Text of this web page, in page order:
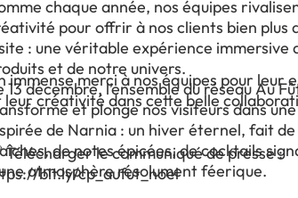
chaque année, nos équipes
pour offrir à nos clients bien plus
: une véritable expérience immersive
et de notre univers.
13 décembre, l’ensemble du réseau Au
et plonge nos visiteurs dans
de Narnia : un hiver éternel, fait de
de notes épicées, de cocktails
atmosphère résolument féerique.
immense merci à nos équipes pour leur
leur créativité dans cette belle
Télécharger le communiqué de presse :
bit.ly/cp_aufut_noel